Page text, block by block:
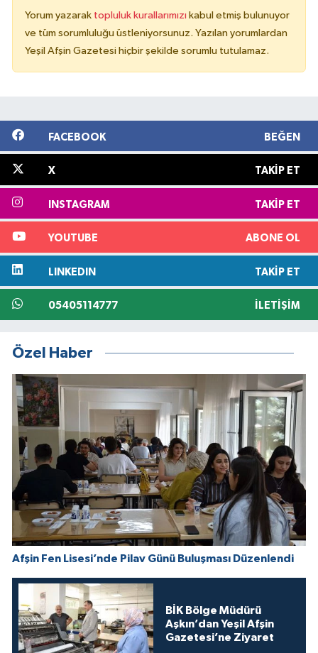
Yorum yazarak topluluk kurallarımızı kabul etmiş bulunuyor
ve tüm sorumluluğu üstleniyorsunuz. Yazılan yorumlardan
Yeşil Afşin Gazetesi hiçbir şekilde sorumlu tutulamaz.
FACEBOOK BEĞEN
X TAKIP ET
INSTAGRAM TAKIP ET
YOUTUBE ABONE OL
LINKEDIN TAKIP ET
05405114777 İLETIŞIM
Özel Haber
Afşin Fen Lisesi’nde Pilav Günü Buluşması Düzenlendi
BİK Bölge Müdürü
Aşkın’dan Yeşil Afşin
Gazetesi’ne Ziyaret